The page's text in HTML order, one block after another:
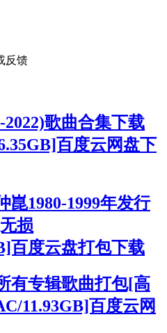
反馈
2022)歌曲合集下载
百度云网盘下
崑1980-1999年发行
损
百度云盘打包下载
有专辑歌曲打包[高
11.93GB]百度云网